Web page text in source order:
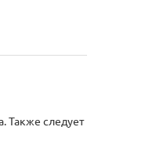
Также следует